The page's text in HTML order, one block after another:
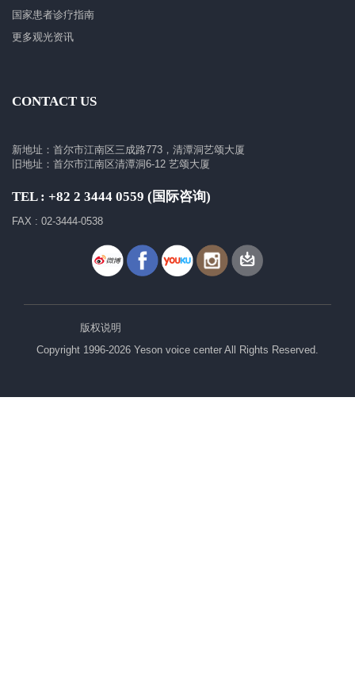
国家患者诊疗指南
更多观光资讯
CONTACT US
新地址：首尔市江南区三成路773，清潭洞艺颂大厦
旧地址：首尔市江南区清潭洞6-12 艺颂大厦
TEL : +82 2 3444 0559 (国际咨询)
FAX : 02-3444-0538
版权说明
Copyright 1996-2026 Yeson voice center All Rights Reserved.